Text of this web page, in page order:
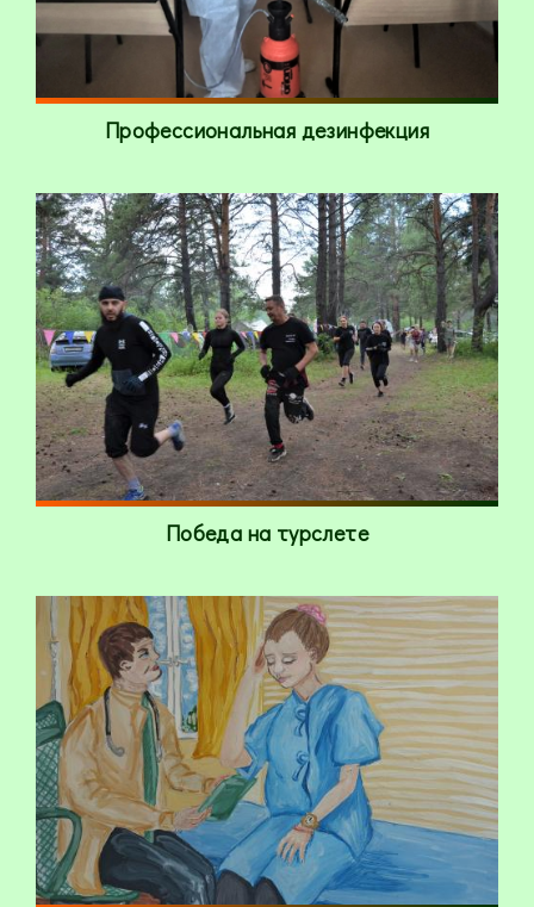
Профессиональная дезинфекция
Победа на турслете